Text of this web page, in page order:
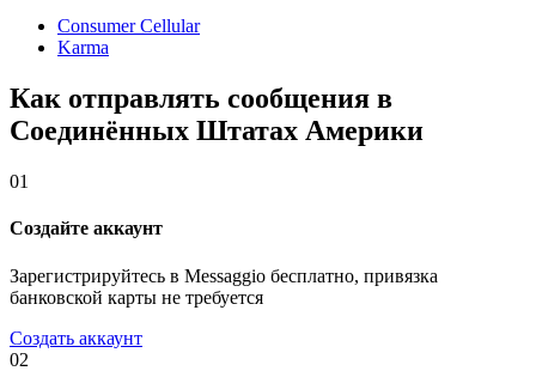
Consumer Cellular
Karma
Как отправлять сообщения в
Соединённых Штатах Америки
01
Создайте аккаунт
Зарегистрируйтесь в Messaggio бесплатно, привязка
банковской карты не требуется
Создать аккаунт
02